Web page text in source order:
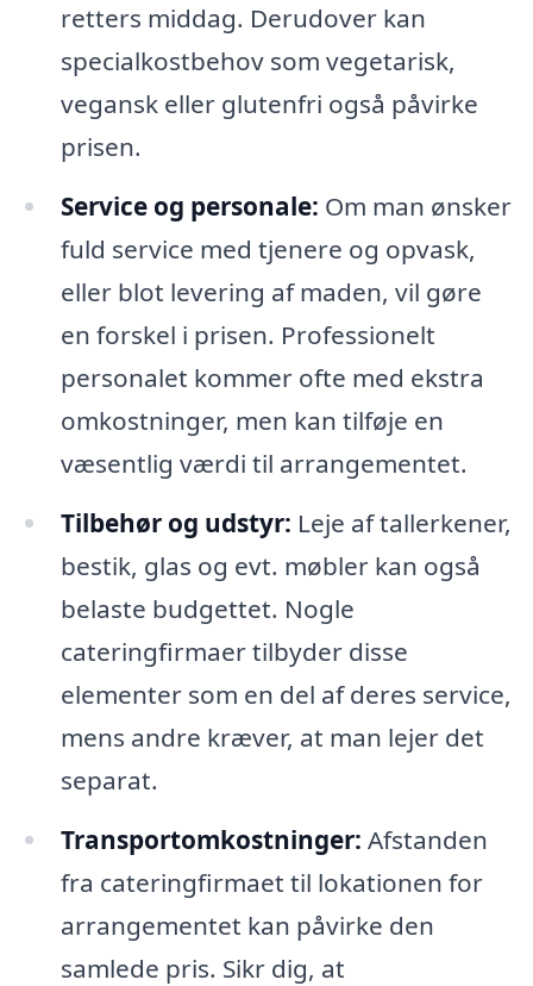
retters middag. Derudover kan
specialkostbehov som vegetarisk,
vegansk eller glutenfri også påvirke
prisen.
Service og personale: Om man ønsker
fuld service med tjenere og opvask,
eller blot levering af maden, vil gøre
en forskel i prisen. Professionelt
personalet kommer ofte med ekstra
omkostninger, men kan tilføje en
væsentlig værdi til arrangementet.
Tilbehør og udstyr: Leje af tallerkener,
bestik, glas og evt. møbler kan også
belaste budgettet. Nogle
cateringfirmaer tilbyder disse
elementer som en del af deres service,
mens andre kræver, at man lejer det
separat.
Transportomkostninger: Afstanden
fra cateringfirmaet til lokationen for
arrangementet kan påvirke den
samlede pris. Sikr dig, at